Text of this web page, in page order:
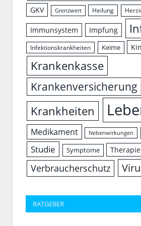
GKV Grenzwert Heilung
Immunsystem Impfung
Infektionskrankheiten Keime
Krankenkasse
Krankenversicherung
Krankheiten
Medikament Nebenwirkungen
Studie Symptome Therapie
Verbraucherschutz
RATGEBER